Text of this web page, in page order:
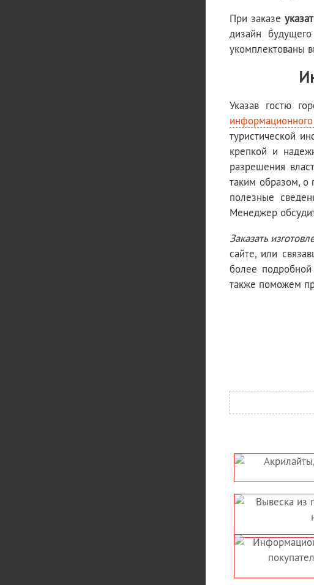
При заказе
дизайн
укомплектованы
Указав гостю
туристической
крепкой и
разрешения
таким образом, о
полезные
Менеджер
Заказать
сайте, или
более
также поможем
АВТОМОБИЛЕЙ
ВЫВЕСКИ
ДВУХСТОРОННЯЯ
КРЫШНЫЕ
НАКРЫШНЫЕ
НЕ СВЕТОВЫЕ